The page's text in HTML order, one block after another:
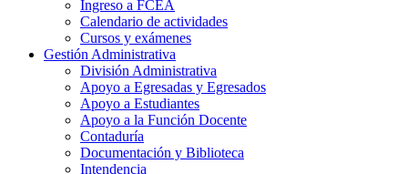
Ingreso a FCEA
Calendario de actividades
Cursos y exámenes
Gestión Administrativa
División Administrativa
Apoyo a Egresadas y Egresados
Apoyo a Estudiantes
Apoyo a la Función Docente
Contaduría
Documentación y Biblioteca
Intendencia